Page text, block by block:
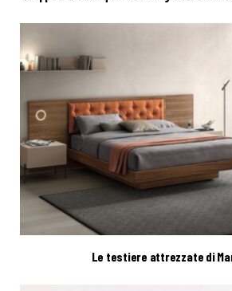
Le testiere attrezzate di